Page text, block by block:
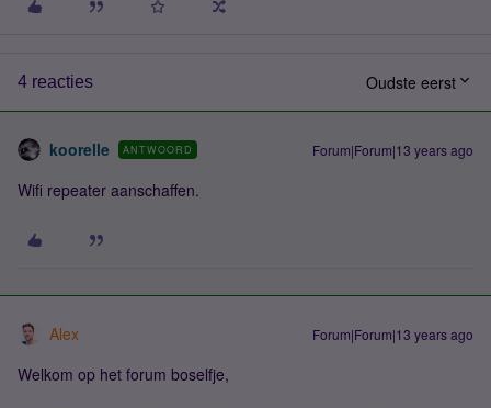
4 reacties Oudste eerst
koorelle ANTWOORD Forum|Forum|13 years ago
Wifi repeater aanschaffen.
Alex Forum|Forum|13 years ago
Welkom op het forum boselfje,